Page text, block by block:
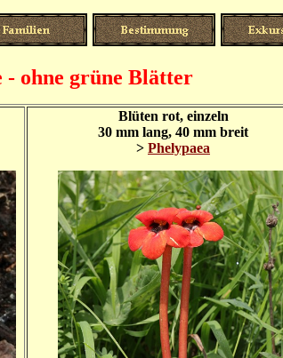
- ohne grüne Blätter
Blüten rot, einzeln
30 mm lang, 40 mm breit
> Phelypaea